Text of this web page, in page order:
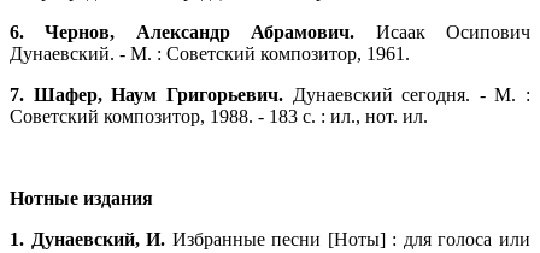
6. Чернов, Александр Абрамович. Исаак Осипович
Дунаевский. - М. : Советский композитор, 1961.
7. Шафер, Наум Григорьевич.Дунаевский сегодня. - М. :
Советский композитор, 1988. - 183 с. : ил., нот. ил.
Нотные издания
1. Дунаевский, И. Избранные песни [Ноты] : для голоса или